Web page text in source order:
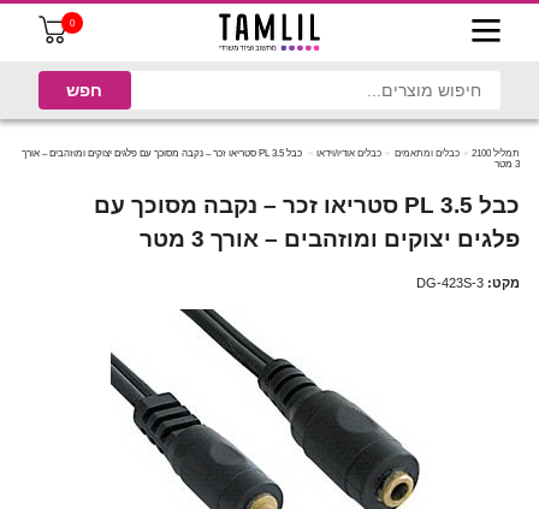
0
תמליל 2100 כבלים ומתאמים כבלים אודיו/וידאו
כבל PL 3.5 סטריאו זכר – נקבה מסוכך עם פלגים יצוקים ומוזהבים – אורך
3 מטר
כבל PL 3.5 סטריאו זכר – נקבה מסוכך עם
פלגים יצוקים ומוזהבים – אורך 3 מטר
מקט: DG-423S-3